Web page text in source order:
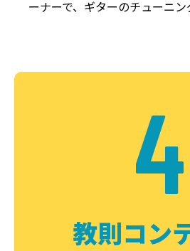
ーナーで、ギターのチューニン
4
教則コン